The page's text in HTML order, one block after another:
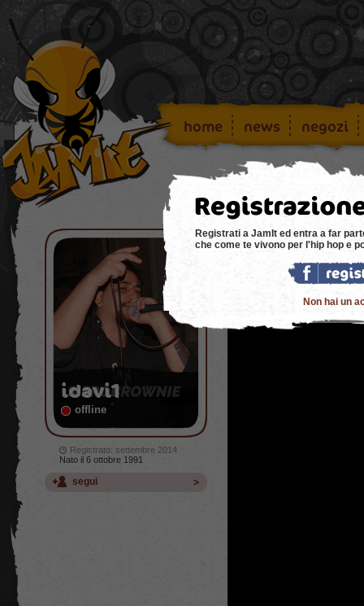
home news negozi
idavi1
offline
Registrato: settembre 2014
Nato il 6 ottobre 1991
segui
iStruggle-
Supporta per
Registrati a JamIt ed entra a far
che come te vivono per l'hip hop e
Non hai un